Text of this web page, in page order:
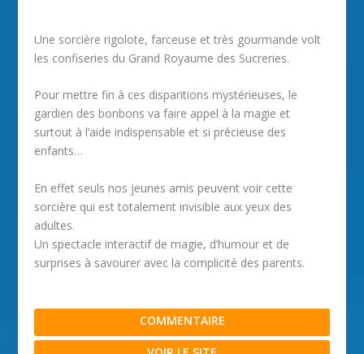
Une sorcière rigolote, farceuse et très gourmande volt
les confiseries du Grand Royaume des Sucreries.
Pour mettre fin à ces disparitions mystérieuses, le
gardien des bonbons va faire appel à la magie et
surtout à l’aide indispensable et si précieuse des
enfants…
En effet seuls nos jeunes amis peuvent voir cette
sorcière qui est totalement invisible aux yeux des
adultes.
Un spectacle interactif de magie, d’humour et de
surprises à savourer avec la complicité des parents.
COMMENTAIRE